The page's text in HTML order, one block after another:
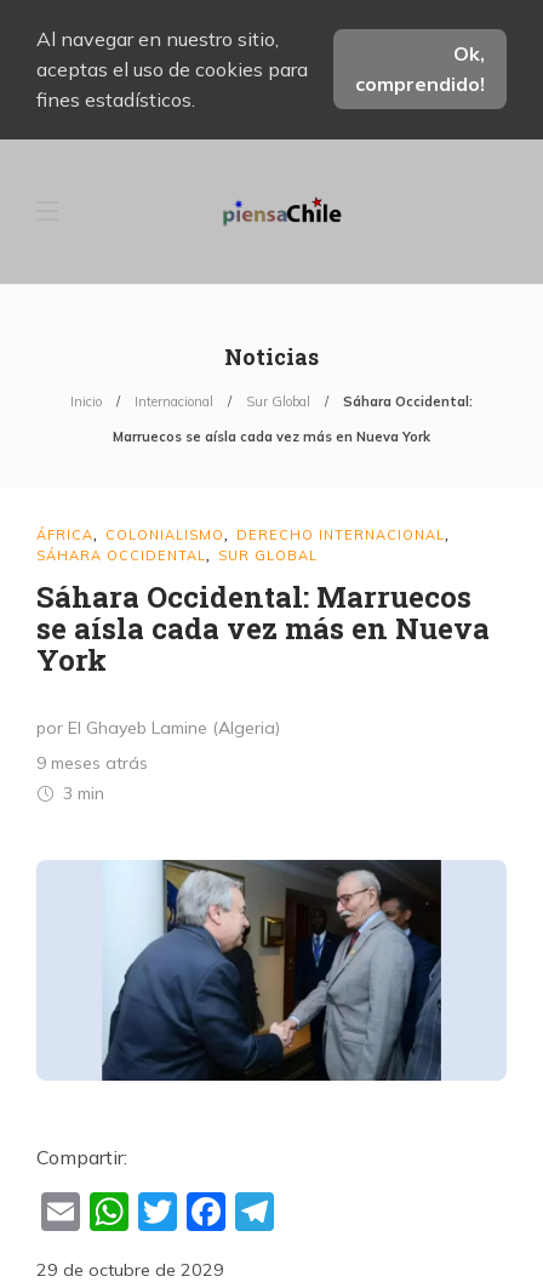
Al navegar en nuestro sitio,
aceptas el uso de cookies para
fines estadísticos.
Ok,
comprendido!
Noticias
Inicio Internacional Sur Global Sáhara Occidental:
Marruecos se aísla cada vez más en Nueva York
ÁFRICA COLONIALISMO DERECHO INTERNACIONAL
SÁHARA OCCIDENTAL SUR GLOBAL
Sáhara Occidental: Marruecos
se aísla cada vez más en Nueva
York
por El Ghayeb Lamine (Algeria)
9 meses atrás
3 min
Compartir:
EmailWhatsApp
TwitterFacebook
29 de octubre de 2029